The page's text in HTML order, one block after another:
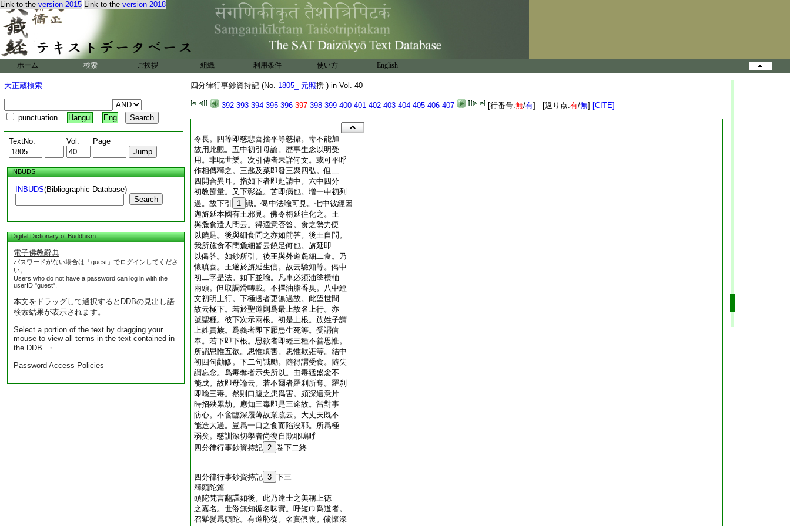
Link to the version 2015 Link to the version 2018
ホーム 検索 ご挨拶 組織 利用条件 使い方 English
大正蔵検索
punctuation Hangul Eng
TextNo. Vol. Page
INBUDS
INBUDS(Bibliographic Database)
Search
Digital Dictionary of Buddhism
電子佛教辭典
パスワードがない場合は「guest」でログインしてくださ
い。
Users who do not have a password can log in with the
userID "guest".
本文をドラッグして選択するとDDBの見出し語
検索結果が表示されます。
Select a portion of the text by dragging your
mouse to view all terms in the text contained in
the DDB. ・
Password Access Policies
四分律行事鈔資持記 (No. 1805_ 元照撰 ) in Vol. 40
392 393 394 395 396 397 398 399 400 401 402 403 404 405 406 407 [行番号:無/有] [返り点:有/無] [CITE]
令長。四等即慈悲喜捨平等慈攝。毒不能加
故用此觀。五中初引母論。歴事生念以明受
用。非耽世樂。次引傳者未詳何文。或可平呼
作相傳釋之。三匙及菜即發三聚四弘。但二
四開合異耳。指如下者即赴請中。六中四分
初教節量。又下彰益。苦即病也。増一中初列
過。故下引
1 識。偈中法喩可見。七中彼經因
迦旃延本國有王邪見。佛令栴延往化之。王
與麁食遣人問云。得適意否答。食之勢力便
以饒足。後與細食問之亦如前答。後王自問。
我所施食不問麁細皆云饒足何也。旃延即
以偈答。如鈔所引。後王與外道麁細二食。乃
懷瞋喜。王遂於旃延生信。故云驗知等。偈中
初二字是法。如下並喩。凡車必須油塗横軸
兩頭。但取調滑轉載。不擇油脂香臭。八中經
文初明上行。下極邊者更無過故。此望世間
故云極下。若於聖道則爲最上故名上行。亦
號聖種。彼下次示兩根。初是上根。族姓子謂
上姓貴族。爲義者即下厭患生死等。受謂信
奉。若下即下根。思欲者即經三種不善思惟。
所謂思惟五欲。思惟瞋害。思惟欺誑等。結中
初四句勸修。下二句誡勵。隨得謂受食。隨失
謂忘念。爲毒奪者示失所以。由毒猛盛念不
能成。故即母論云。若不爾者羅刹所奪。羅刹
即喩三毒。然則口腹之患爲害。頗深適意片
時招殃累劫。應知三毒即是三途故。當對事
防心。不啻臨深履薄故業疏云。大丈夫既不
能造大過。豈爲一口之食而陷沒耶。所爲極
弱矣。慈訓深切學者尚復自欺耶嗚呼
四分律行事鈔資持記 2 卷下二終
四分律行事鈔資持記 3 下三
釋頭陀篇
頭陀梵言翻譯如後。此乃達士之美稱上徳
之嘉名。世俗無知循名昧實。呼短巾爲道者。
召髼髮爲頭陀。有道恥從。名實倶喪。儻懷深